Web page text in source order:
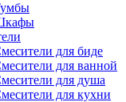
для биде
для ванной
для душа
для кухни